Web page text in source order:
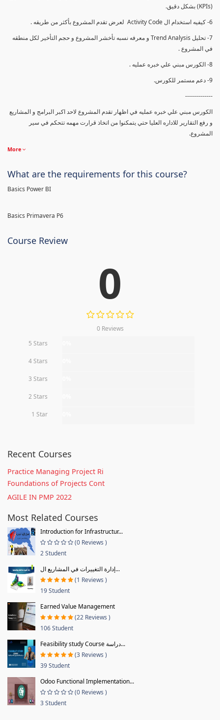
(KPIs) بشكل دقيق.
6- كيفيه استخدام ال Activity Code لعرض تقدم المشروع بأكثر من طريقه .
7- تحليل Trend Analysis و معرفه نسبه تأخشر المشروع و حجم التأخير لكل منطقه
في المشروع .
8- الكورس مبني علي خبره عمليه .
9- دعم مستمر للكورس.
--------------
الكورس مبني علي خبره عمليه في اظهار تقدم المشروع لاحد اكبر البرامج و المشاريع
و رفع التقارير للاداره العليا حتي يتمكنوا من اتخاذ قرارت مهمه تتحكم في سير
المشروع.
More
What are the requirements for this course?
Basics Power BI
Basics Primavera P6
Course Review
0
0 Reviews
5 Stars
4 Stars
3 Stars
2 Stars
1 Star
Recent Courses
Practice Managing Project Ri
Foundations of Projects Cont
AGILE IN PMP 2022
Most Related Courses
Introduction for Infrastructur...
(0 Reviews )
2 Student
إدارة التغييرات في المشاريع ال...
(1 Reviews )
19 Student
Earned Value Management
(22 Reviews )
106 Student
Feasibility study Course دراسة...
(3 Reviews )
39 Student
Odoo Functional Implementation...
(0 Reviews )
3 Student